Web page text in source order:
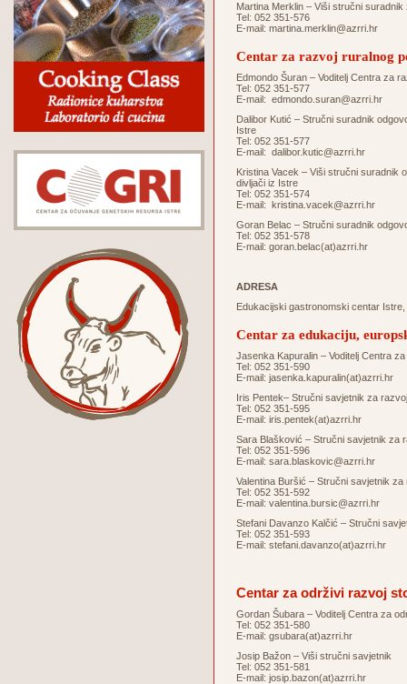
Martina Merklin – Viši stručni
Tel: 052 351-576
E-mail: martina.merklin@azrri.hr
Centar za razvoj ruralnog
Edmondo Šuran – Voditelj Centra za
Tel: 052 351-577
E-mail: edmondo.suran@azrri.hr
Dalibor Kutić – Stručni suradnik
Istre
Tel: 052 351-577
E-mail: dalibor.kutic@azrri.hr
Kristina Vacek – Viši stručni suradnik
divljači iz Istre
Tel: 052 351-574
E-mail: kristina.vacek@azrri.hr
Goran Belac – Stručni suradnik
Tel: 052 351-578
E-mail: goran.belac(at)azrri.hr
ADRESA
Edukacijski gastronomski centar
Centar za edukaciju,
Jasenka Kapuralin – Voditelj Centra
Tel: 052 351-590
E-mail: jasenka.kapuralin(at)azrri.hr
Iris Pentek– Stručni savjetnik za
Tel: 052 351-595
E-mail: iris.pentek(at)azrri.hr
Sara Blašković – Stručni savjetnik za
Tel: 052 351-596
E-mail: sara.blaskovic@azrri.hr
Valentina Buršić – Stručni savjetnik
Tel: 052 351-592
E-mail: valentina.bursic@azrri.hr
Stefani Davanzo Kalčić – Stručni
Tel: 052 351-593
E-mail: stefani.davanzo(at)azrri.hr
Centar za održivi razvoj
Gordan Šubara – Voditelj Centra za
Tel: 052 351-580
E-mail: gsubara(at)azrri.hr
Josip Bažon – Viši stručni savjetnik
Tel: 052 351-581
E-mail: josip.bazon(at)azrri.hr